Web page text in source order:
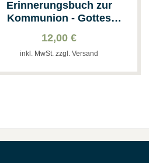
Erinnerungsbuch zur
Kommunion - Gottes
12,00 €
inkl. MwSt. zzgl. Versand